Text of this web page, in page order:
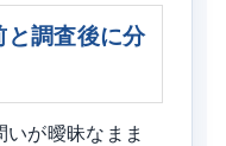
と調査後に分
が曖昧なまま